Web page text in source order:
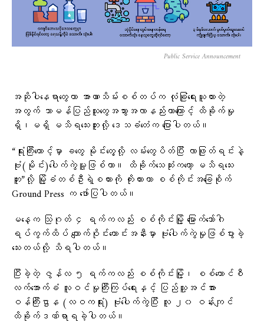
Public Service Announcement
အဆိုပါနေရာတွေဟာ အာဏာသိမ်းစစ်တပ်က လုံခြုံရေးယူထားတဲ့
အတွက် သာမန်ပြည်သူတွေအသွားအလာနည်းတာကြောင့် ထိခိုက်မှု
ရှိ၊မရှိ မသိရသေးဘူးလို့ ဒေသခံ​တေံက ပြောပါတယ်။
“ရုံးကြီးထောင့်မှာ ခတွေ မိုင်းတွေ့လို့ လမ်းတွေပိတ်ပြီး လာဖြုတ်ရင်းနဲ့
ဗုံး(မိုင်း)ပေါက်ကွဲမူ့ဖြစ်တာ။ ထိခိုက်သေဆုံးကတော့ မသိရသေး
ဘူး”လို့ မြို့ခံတစ်ဦးရဲ့စကားကို ကိုးကားကာ စစ်ကိုင်းအခြေစိုက်
Ground Press က ဖော်ပြပါတယ်။
မနေ့က သြဂုတ် ၄ ရက်ကလည်း စစ်ကိုင်းမြို့ မြောက်ဘော်ဂါ
ရပ်ကွက်ထိပ် ကျောက်ဝိုင်းဟောင်းအနီးမှာ ဗုံးပေါက်ကွဲမှုဖြစ်ပွားခဲ့
သေးတယ်လို့ သိရပါတယ်။
ပြီးခဲ့တဲ့ ဇွန်လ ၅ ရက်ကလည်း စစ်ကိုင်းမြို့၊ စစ်ကောင်စီ
လက်အောက်ခံ လူဝင်မှုကြီးကြပ်ရေးနှင့် ပြည်သူ့အင်အား
ဝန်ကြီးဌာန (လဝကရုံး) ဗုံးပေါက်ကွဲပြီး လူ ၂၀ ဝန်းကျင်
ထိခိုက်ဒဏ်ရာရခဲ့ပါတယ်။